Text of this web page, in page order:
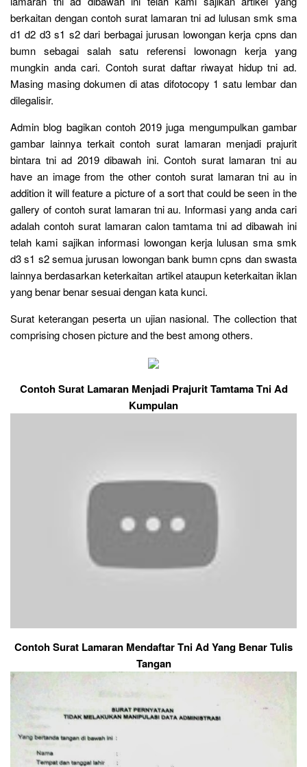
berkaitan dengan contoh surat lamaran tni ad lulusan smk sma
d1 d2 d3 s1 s2 dari berbagai jurusan lowongan kerja cpns dan
bumn sebagai salah satu referensi lowonagn kerja yang
mungkin anda cari. Contoh surat daftar riwayat hidup tni ad.
Masing masing dokumen di atas difotocopy 1 satu lembar dan
dilegalisir.
Admin blog bagikan contoh 2019 juga mengumpulkan gambar
gambar lainnya terkait contoh surat lamaran menjadi prajurit
bintara tni ad 2019 dibawah ini. Contoh surat lamaran tni au
have an image from the other contoh surat lamaran tni au in
addition it will feature a picture of a sort that could be seen in the
gallery of contoh surat lamaran tni au. Informasi yang anda cari
adalah contoh surat lamaran calon tamtama tni ad dibawah ini
telah kami sajikan informasi lowongan kerja lulusan sma smk
d3 s1 s2 semua jurusan lowongan bank bumn cpns dan swasta
lainnya berdasarkan keterkaitan artikel ataupun keterkaitan iklan
yang benar benar sesuai dengan kata kunci.
Surat keterangan peserta un ujian nasional. The collection that
comprising chosen picture and the best among others.
Contoh Surat Lamaran Menjadi Prajurit Tamtama Tni Ad
Kumpulan
Contoh Surat Lamaran Mendaftar Tni Ad Yang Benar Tulis
Tangan